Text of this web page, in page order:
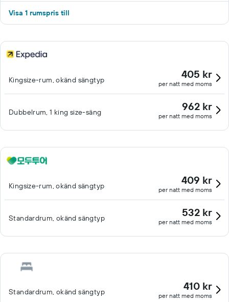
Visa 1 rumspris till
Kingsize-rum, okänd sängtyp 405 kr
per natt med moms
Dubbelrum, 1 king size-säng 962 kr
per natt med moms
Kingsize-rum, okänd sängtyp 409 kr
per natt med moms
Standardrum, okänd sängtyp 532 kr
per natt med moms
Standardrum, okänd sängtyp 410 kr
per natt med moms